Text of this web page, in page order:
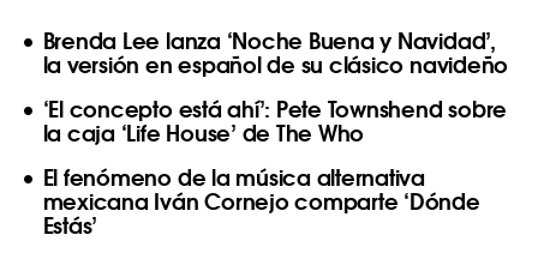
Brenda Lee lanza ‘Noche Buena y Navidad’,
la versión en español de su clásico navideño
‘El concepto está ahí’: Pete Townshend sobre
la caja ‘Life House’ de The Who
El fenómeno de la música alternativa
mexicana Iván Cornejo comparte ‘Dónde
Estás’